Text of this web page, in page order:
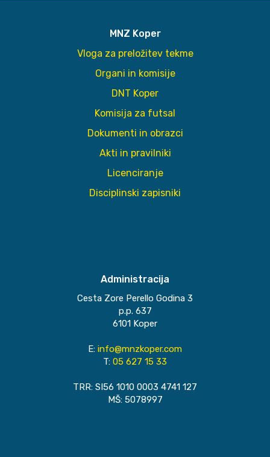
MNZ Koper
Vloga za preložitev tekme
Organi in komisije
DNT Koper
Komisija za futsal
Dokumenti in obrazci
Akti in pravilniki
Licenciranje
Disciplinski zapisniki
Administracija
Cesta Zore Perello Godina 3
p.p. 637
6101 Koper
E: info@mnzkoper.com
T: 05 627 15 33
TRR: SI56 1010 0003 4741 127
MŠ: 5078997